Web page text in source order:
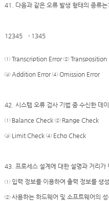
41. 다음과 같은 오류 발생 형태의 종류는
12345 → 1345
① Transcription Error ② Transposition
③ Addition Error ④ Omission Error
42. 시스템 오류 검사 기법 중 수신한 데
① Balance Check ② Range Check
③ Limit Check ④ Echo Check
43. 프로세스 설계에 대한 설명과 거리가
① 입력 정보를 이용하여 출력 정보를 생
② 사용하는 하드웨어 및 소프트웨어의